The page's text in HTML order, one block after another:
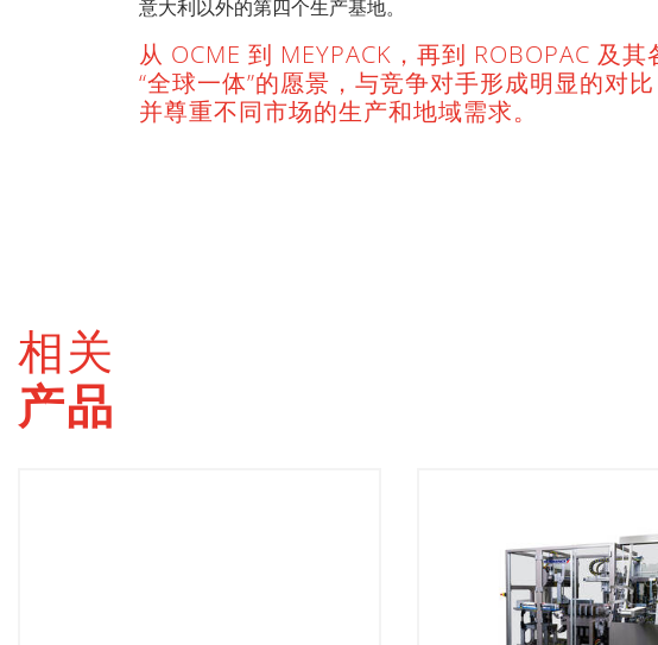
意大利以外的第四个生产基地。
从 OCME 到 MEYPACK，再到 ROBOPAC 及
“全球一体”的愿景，与竞争对手形成明显的对
并尊重不同市场的生产和地域需求。
相关
产品